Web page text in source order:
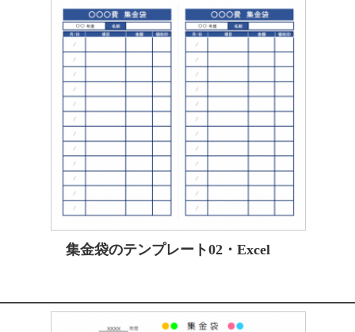
集金袋のテンプレート02・Excel